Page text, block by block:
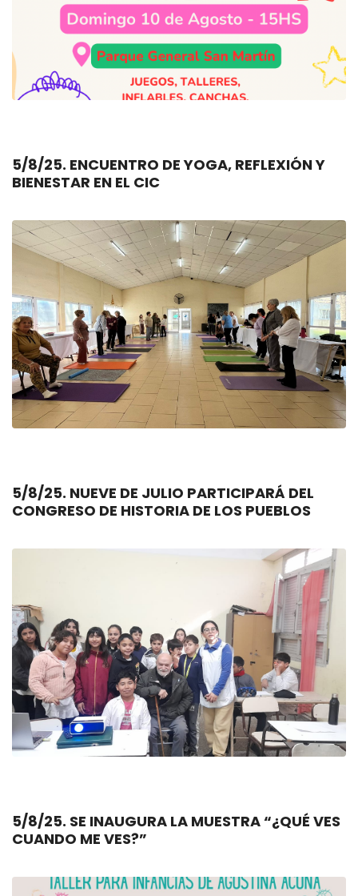
5/8/25. ENCUENTRO DE YOGA, REFLEXIÓN Y
BIENESTAR EN EL CIC
5/8/25. NUEVE DE JULIO PARTICIPARÁ DEL
CONGRESO DE HISTORIA DE LOS PUEBLOS
5/8/25. SE INAUGURA LA MUESTRA “¿QUÉ VES
CUANDO ME VES?”